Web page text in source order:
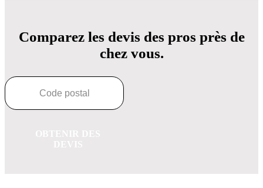
Comparez les devis des pros près de
chez vous.